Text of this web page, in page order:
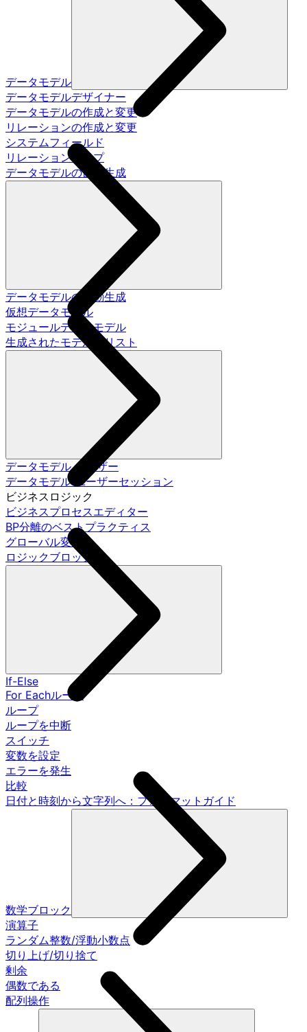
データモデル
データモデルデザイナー
データモデルの作成と変更
リレーションの作成と変更
システムフィールド
リレーションタイプ
データモデルの自動生成
データモデルの自動生成
仮想データモデル
モジュールデータモデル
生成されたモデルのリスト
データモデル ユーザー
データモデル ユーザーセッション
ビジネスロジック
ビジネスプロセスエディター
BP分離のベストプラクティス
グローバル変数
ロジックブロック
If-Else
For Eachループ
ループ
ループを中断
スイッチ
変数を設定
エラーを発生
比較
日付と時刻から文字列へ：フォーマットガイド
数学ブロック
演算子
ランダム整数/浮動小数点
切り上げ/切り捨て
剰余
偶数である
配列操作